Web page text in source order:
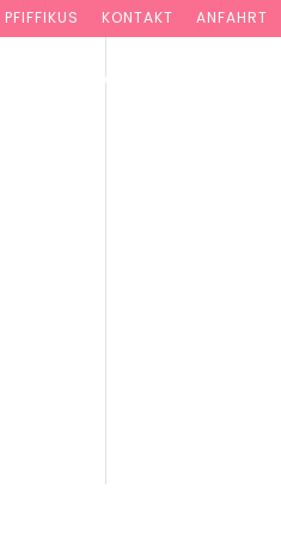
PFIFFIKUS KONTAKT ANFAHRT
WORKSHOPS